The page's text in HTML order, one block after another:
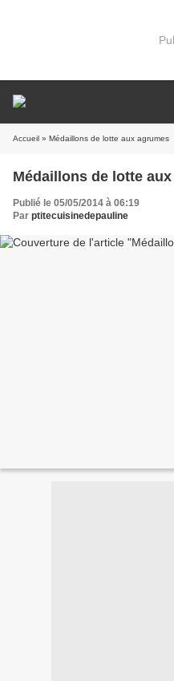
Accueil » Médaillons de lotte aux agrumes
Médaillons de lotte
Publié le 05/05/2014 à 06:19
Par ptitecuisinedepauline